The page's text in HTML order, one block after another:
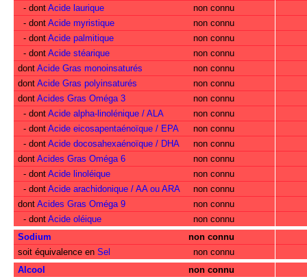
- dont Acide laurique
non connu
- dont Acide myristique
non connu
- dont Acide palmitique
non connu
- dont Acide stéarique
non connu
dont Acide Gras monoinsaturés
non connu
dont Acide Gras polyinsaturés
non connu
dont Acides Gras Oméga 3
non connu
- dont Acide alpha-linolénique / ALA
non connu
- dont Acide eicosapentaénoïque / EPA
non connu
- dont Acide docosahexaénoïque / DHA
non connu
dont Acides Gras Oméga 6
non connu
- dont Acide linoléique
non connu
- dont Acide arachidonique / AA ou ARA
non connu
dont Acides Gras Oméga 9
non connu
- dont Acide oléique
non connu
Sodium
non connu
soit équivalence en Sel
non connu
Alcool
non connu